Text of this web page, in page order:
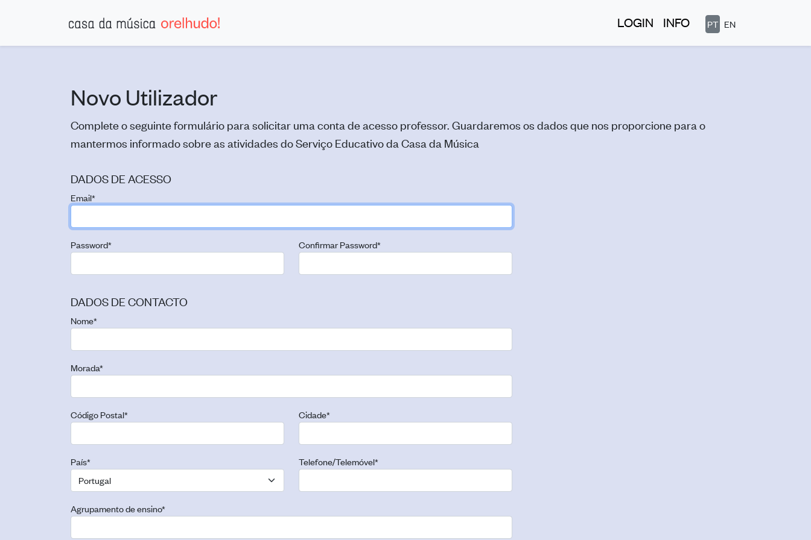
LOGIN INFO PT EN
Novo Utilizador
Complete o seguinte formulário para solicitar uma conta de acesso professor. Guardaremos os dados que nos proporcione para o
mantermos informado sobre as atividades do Serviço Educativo da Casa da Música
DADOS DE ACESSO
Email*
Password* Confirmar Password*
DADOS DE CONTACTO
Nome*
Morada*
Código Postal* Cidade*
País* Telefone/Telemóvel*
Agrupamento de ensino*